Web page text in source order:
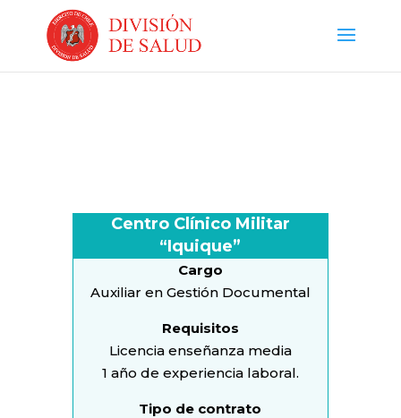
Centro Clínico Militar
“Iquique”
Cargo
Auxiliar en Gestión Documental
Requisitos
Licencia enseñanza media
1 año de experiencia laboral.
Tipo de contrato